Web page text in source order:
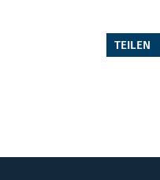
TEILEN